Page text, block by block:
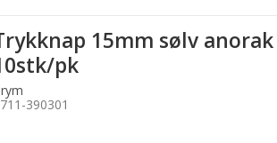
15mm sølv anorak
pk
390301